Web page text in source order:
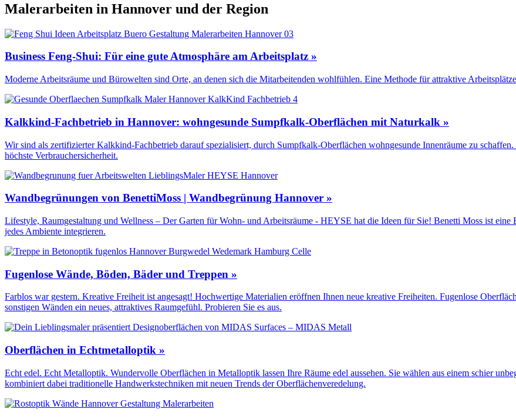
Malerarbeiten in Hannover und der Region
Business Feng-Shui: Für eine gute Atmosphäre am Arbeitsplatz »
Moderne Arbeitsräume und Bürowelten sind Orte, an denen sich die Mitarbeitenden wohlfühlen. Eine Methode für attraktive
Kalkkind-Fachbetrieb in Hannover: wohngesunde Sumpfkalk-Oberflächen mit Naturkalk »
Wir sind als zertifizierter Kalkkind-Fachbetrieb darauf spezialisiert, durch Sumpfkalk-Oberflächen wohngesunde Innenräume zu
höchste Verbrauchersicherheit.
Wandbegrünungen von BenettiMoss | Wandbegrünung Hannover »
Lifestyle, Raumgestaltung und Wellness – Der Garten für Wohn- und Arbeitsräume - HEYSE hat die Ideen für Sie! Benetti Moss ist
jedes Ambiente integrieren.
Fugenlose Wände, Böden, Bäder und Treppen »
Farblos war gestern. Kreative Freiheit ist angesagt! Hochwertige Materialien eröffnen Ihnen neue kreative Freiheiten. Fugenlose
sonstigen Wänden ein neues, attraktives Raumgefühl. Probieren Sie es aus.
Oberflächen in Echtmetalloptik »
Echt edel. Echt Metalloptik. Wundervolle Oberflächen in Metalloptik lassen Ihre Räume edel aussehen. Sie wählen aus einem schier
kombiniert dabei traditionelle Handwerks­techniken mit neuen Trends der Oberflächen­veredelung.